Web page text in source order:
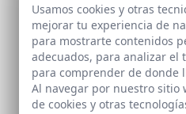
Ideas para un
veraniego
Usamos cookies y otras
mejorar tu experiencia de
para mostrarte contenidos
adecuados, para analizar el
para comprender de donde
Al navegar por nuestro sitio
de cookies y otras